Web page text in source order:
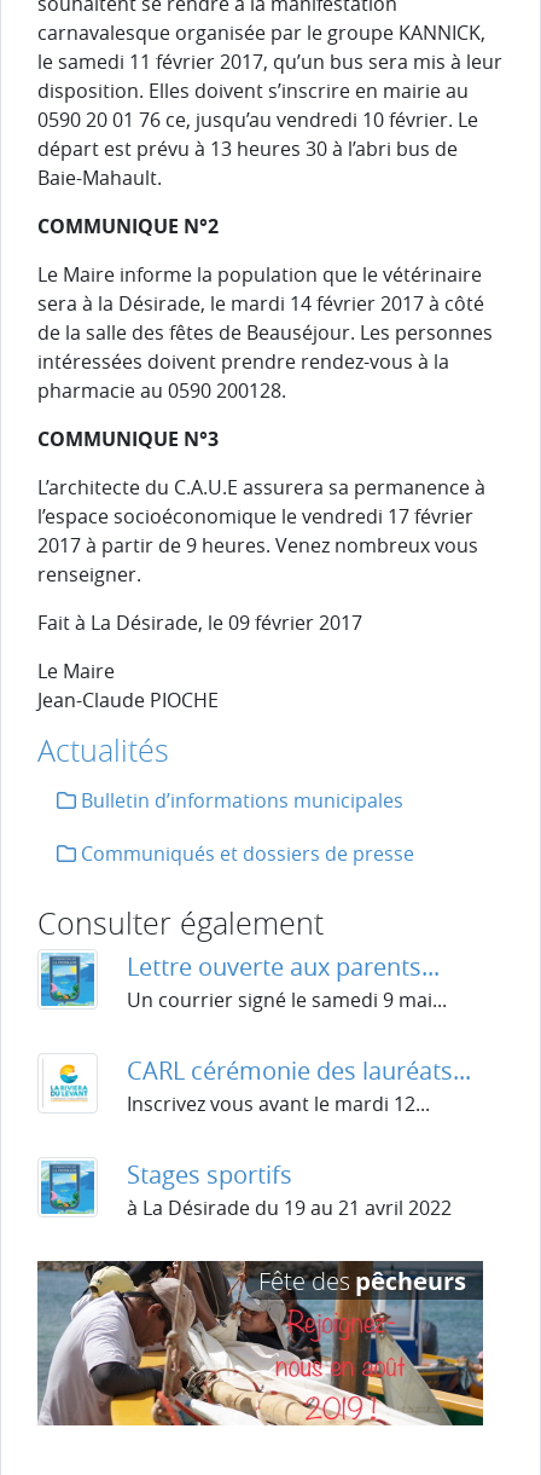
carnavalesque organisée par le groupe KANNICK,
le samedi 11 février 2017, qu’un bus sera mis à leur
disposition. Elles doivent s’inscrire en mairie au
0590 20 01 76 ce, jusqu’au vendredi 10 février. Le
départ est prévu à 13 heures 30 à l’abri bus de
Baie-Mahault.
COMMUNIQUE N°2
Le Maire informe la population que le vétérinaire
sera à la Désirade, le mardi 14 février 2017 à côté
de la salle des fêtes de Beauséjour. Les personnes
intéressées doivent prendre rendez-vous à la
pharmacie au 0590 200128.
COMMUNIQUE N°3
L’architecte du C.A.U.E assurera sa permanence à
l’espace socioéconomique le vendredi 17 février
2017 à partir de 9 heures. Venez nombreux vous
renseigner.
Fait à La Désirade, le 09 février 2017
Le Maire
Jean-Claude PIOCHE
Actualités
Bulletin d’informations municipales
Communiqués et dossiers de presse
Consulter également
Lettre ouverte aux parents...
Un courrier signé le samedi 9 mai...
CARL cérémonie des lauréats...
Inscrivez vous avant le mardi 12...
Stages sportifs
à La Désirade du 19 au 21 avril 2022